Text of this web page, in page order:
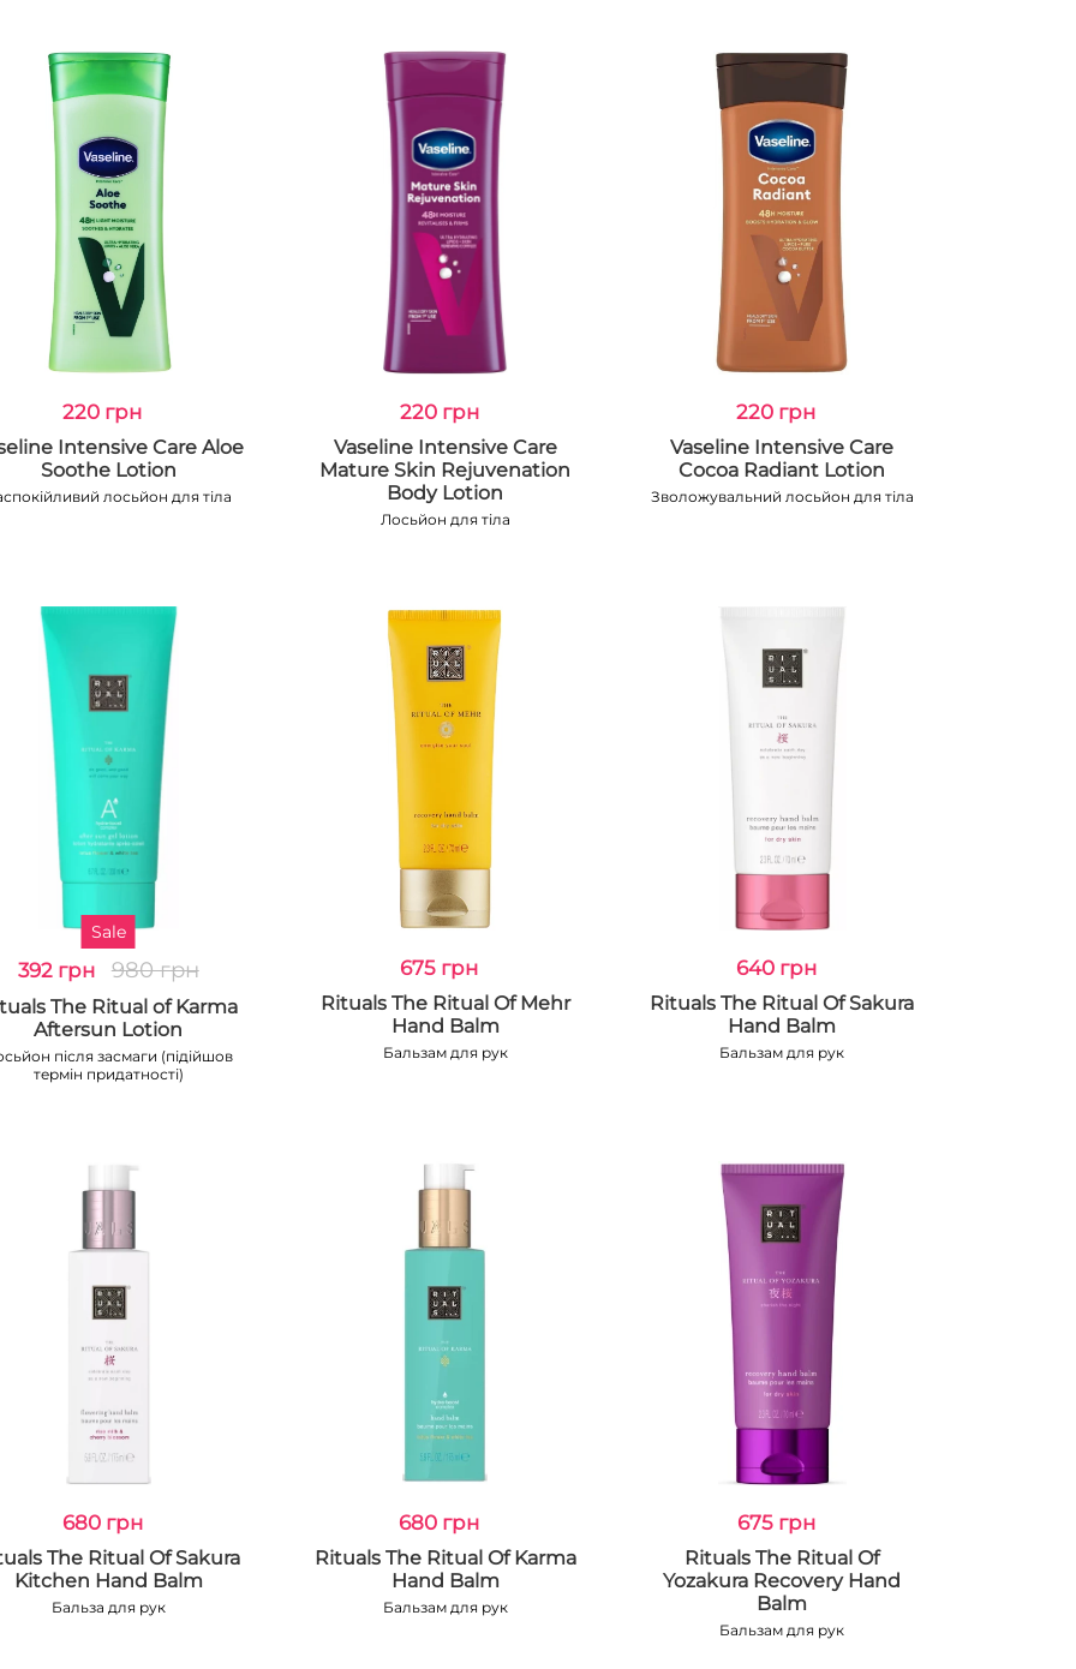
220 грн
Intensive Care Aloe
Soothe Lotion
лосьйон для тіла
220 грн
Vaseline Intensive Care
Mature Skin Rejuvenation
Body Lotion
Лосьйон для тіла
220 грн
Vaseline Intensive Care
Cocoa Radiant Lotion
Зволожувальний лосьйон для тіла
Sale
392 грн 980 грн
The Ritual of Karma
Aftersun Lotion
після засмаги (підійшов
термін придатності)
675 грн
Rituals The Ritual Of Mehr
Hand Balm
Бальзам для рук
640 грн
Rituals The Ritual Of Sakura
Hand Balm
Бальзам для рук
680 грн
The Ritual Of Sakura
Kitchen Hand Balm
Бальза для рук
680 грн
Rituals The Ritual Of Karma
Hand Balm
Бальзам для рук
675 грн
Rituals The Ritual Of
Yozakura Recovery Hand
Balm
Бальзам для рук